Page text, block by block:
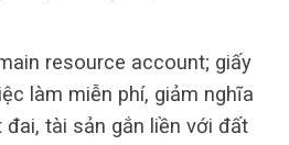
resource account; giấy
làm miễn phí, giảm nghĩa
tài sản gắn liền với đất